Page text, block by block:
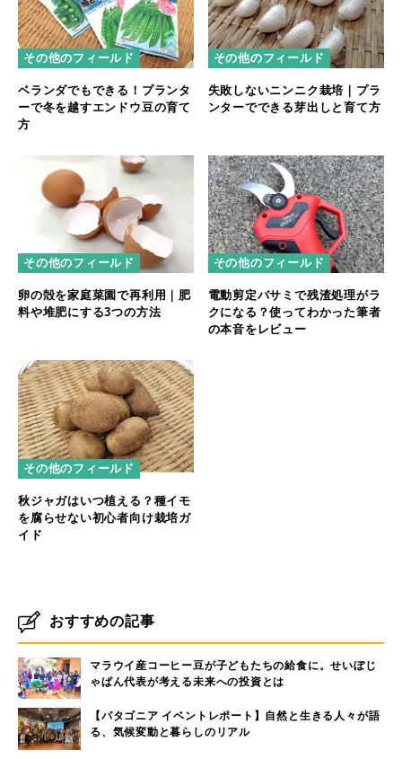
その他のフィールド
ベランダでもできる！プランタ
ーで冬を越すエンドウ豆の育て
方
その他のフィールド
失敗しないニンニク栽培｜プラ
ンターでできる芽出しと育て方
その他のフィールド
卵の殻を家庭菜園で再利用｜肥
料や堆肥にする3つの方法
その他のフィールド
電動剪定バサミで残渣処理がラ
クになる？使ってわかった筆者
の本音をレビュー
その他のフィールド
秋ジャガはいつ植える？種イモ
を腐らせない初心者向け栽培ガ
イド
おすすめの記事
マラウイ産コーヒー豆が子どもたちの給食に。せいぼじ
ゃぱん代表が考える未来への投資とは
【パタゴニア イベントレポート】自然と生きる人々が語
る、気候変動と暮らしのリアル